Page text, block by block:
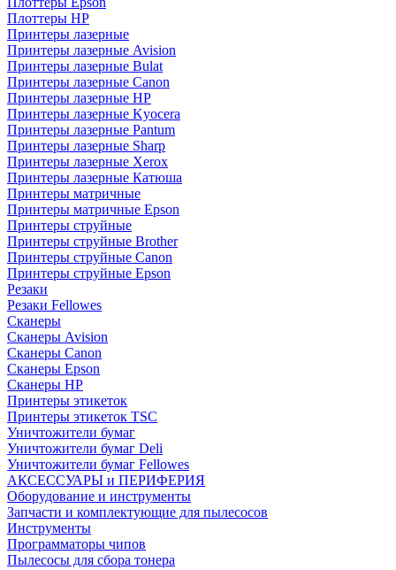
Плоттеры HP
Принтеры лазерные
Принтеры лазерные Avision
Принтеры лазерные Bulat
Принтеры лазерные Canon
Принтеры лазерные HP
Принтеры лазерные Kyocera
Принтеры лазерные Pantum
Принтеры лазерные Sharp
Принтеры лазерные Xerox
Принтеры лазерные Катюша
Принтеры матричные
Принтеры матричные Epson
Принтеры струйные
Принтеры струйные Brother
Принтеры струйные Canon
Принтеры струйные Epson
Резаки
Резаки Fellowes
Сканеры
Сканеры Avision
Сканеры Canon
Сканеры Epson
Сканеры HP
Принтеры этикеток
Принтеры этикеток TSC
Уничтожители бумаг
Уничтожители бумаг Deli
Уничтожители бумаг Fellowes
АКСЕССУАРЫ и ПЕРИФЕРИЯ
Оборудование и инструменты
Запчасти и комплектующие для пылесосов
Инструменты
Программаторы чипов
Пылесосы для сбора тонера